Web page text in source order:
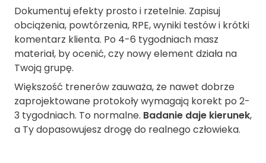
Dokumentuj efekty prosto i rzetelnie. Zapisuj
obciążenia, powtórzenia, RPE, wyniki testów i krótki
komentarz klienta. Po 4-6 tygodniach masz
materiał, by ocenić, czy nowy element działa na
Twoją grupę.
Większość trenerów zauważa, że nawet dobrze
zaprojektowane protokoły wymagają korekt po 2-
3 tygodniach. To normalne. Badanie daje kierunek,
a Ty dopasowujesz drogę do realnego człowieka.